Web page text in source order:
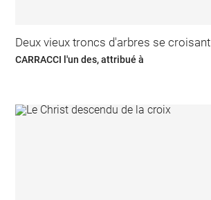
Deux vieux troncs d'arbres se croisant
CARRACCI l'un des, attribué à